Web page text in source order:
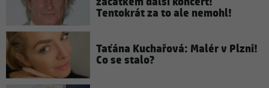
Tentokrát za to ale nemohl!
Taťána Kuchařová: Malér v Plzni!
Co se stalo?